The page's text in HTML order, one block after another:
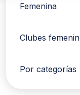
Femenina
Clubes
Por categorías